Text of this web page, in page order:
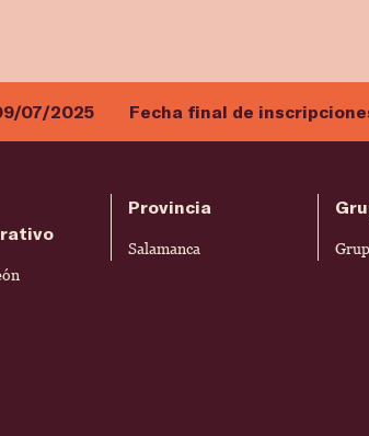
07/2025 Fecha final de
Provincia
Salamanca